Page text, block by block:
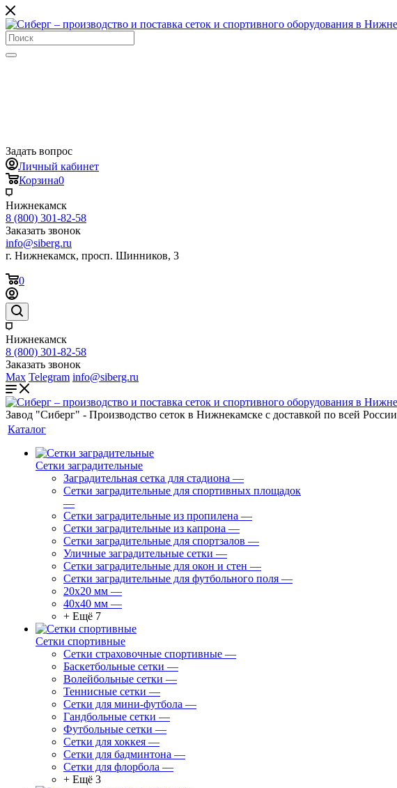
Задать вопрос
Личный кабинет
Корзина0
Нижнекамск
8 (800) 301-82-58
Заказать звонок
info@siberg.ru
г. Нижнекамск, просп. Шинников, 3
0
Нижнекамск
8 (800) 301-82-58
Заказать звонок
Max Telegram info@siberg.ru
Завод "Сиберг" - Производство сеток в Нижнекамске с доставкой по всей России
Каталог
Сетки заградительные
Заградительная сетка для стадиона —
Сетки заградительные для спортивных площадок
—
Сетки заградительные из пропилена —
Сетки заградительные из капрона —
Сетки заградительные для спортзалов —
Уличные заградительные сетки —
Сетки заградительные для окон и стен —
Сетки заградительные для футбольного поля —
20х20 мм —
40х40 мм —
+ Ещё 7
Сетки спортивные
Сетки страховочные спортивные —
Баскетбольные сетки —
Волейбольные сетки —
Теннисные сетки —
Сетки для мини-футбола —
Гандбольные сетки —
Футбольные сетки —
Сетки для хоккея —
Сетки для бадминтона —
Сетки для флорбола —
+ Ещё 3